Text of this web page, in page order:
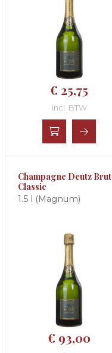
€ 25,75
Incl. BTW
Champagne Deutz Brut
Classic
1.5 l (Magnum)
€ 93,00